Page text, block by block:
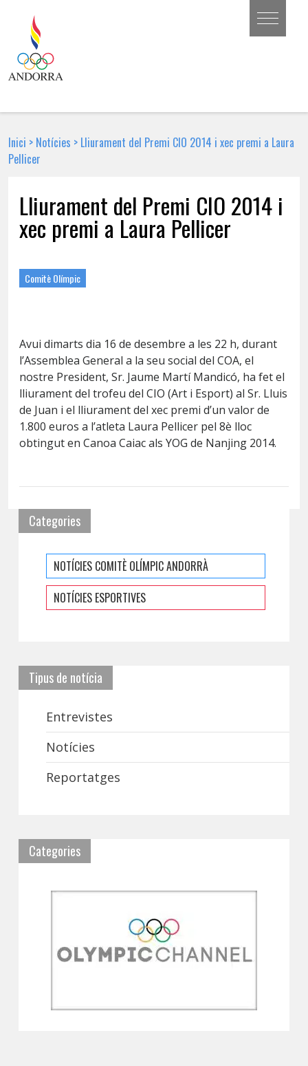
Inici > Notícies > Lliurament del Premi CIO 2014 i xec premi a Laura
Pellicer
Lliurament del Premi CIO 2014 i
xec premi a Laura Pellicer
Comitè Olímpic
Avui dimarts dia 16 de desembre a les 22 h, durant
l’Assemblea General a la seu social del COA, el
nostre President, Sr. Jaume Martí Mandicó, ha fetel
lliurament del trofeu del CIO (Art i Esport) al Sr. Lluis
de Juan i el lliurament del xec premi d’un valor de
1.800 euros a l’atleta Laura Pellicer pel 8è lloc
obtingut en Canoa Caiac als YOG de Nanjing 2014.
Categories
NOTÍCIES COMITÈ OLÍMPIC ANDORRÀ
NOTÍCIES ESPORTIVES
Tipus de notícia
Entrevistes
Notícies
Reportatges
Categories